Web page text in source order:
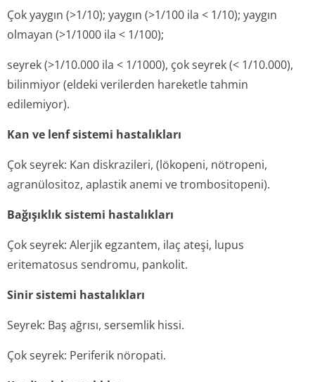
Çok yaygın (>1/10); yaygın (>1/100 ila < 1/10); yaygın
olmayan (>1/1000 ila < 1/100);
seyrek (>1/10.000 ila < 1/1000), çok seyrek (< 1/10.000),
bilinmiyor (eldeki verilerden hareketle tahmin
edilemiyor).
Kan ve lenf sistemi hastalıkları
Çok seyrek: Kan diskrazileri, (lökopeni, nötropeni,
agranülositoz, aplastik anemi ve trombositopeni).
Bağışıklık sistemi hastalıkları
Çok seyrek: Alerjik egzantem, ilaç ateşi, lupus
eritematosus sendromu, pankolit.
Sinir sistemi hastalıkları
Seyrek: Baş ağrısı, sersemlik hissi.
Çok seyrek: Periferik nöropati.